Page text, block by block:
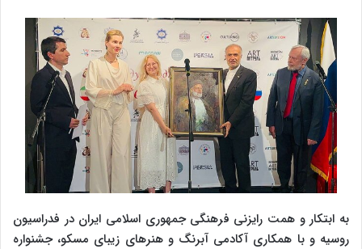
به ابتکار و همت رایزنی فرهنگی جمهوری اسلامی ایران در فدراسیون
روسیه و با همکاری آکادمی آبرنگ و هنرهای زیبای مسکو، جشنواره